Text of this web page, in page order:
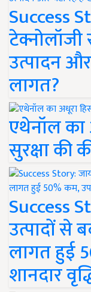
Success
उत्पादन
लागत?
एथेनॉल का
सुरक्षा की
Success
उत्पादों से
लागत हुई
शानदार